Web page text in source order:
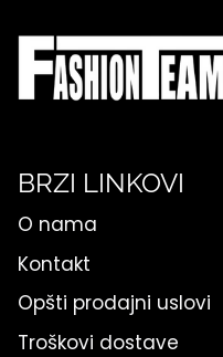
BRZI LINKOVI
O nama
Kontakt
Opšti prodajni uslovi
Troškovi dostave